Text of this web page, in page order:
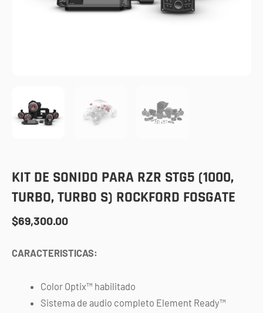
KIT DE SONIDO PARA RZR STG5 (1000,
TURBO, TURBO S) ROCKFORD FOSGATE
$69,300.00
CARACTERISTICAS:
Color Optix™ habilitado
Sistema de audio completo Element Ready™